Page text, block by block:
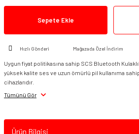
Sepete Ekle
Hızlı Gönderi Mağazada Özel İndirim
Uygun fiyat politikasına sahip SCS Bluetooth
yüksek kalite ses ve uzun ömürlü pil kullanıma
cihazlarıdır.
Tümünü Gör
Ürün Bilgisi